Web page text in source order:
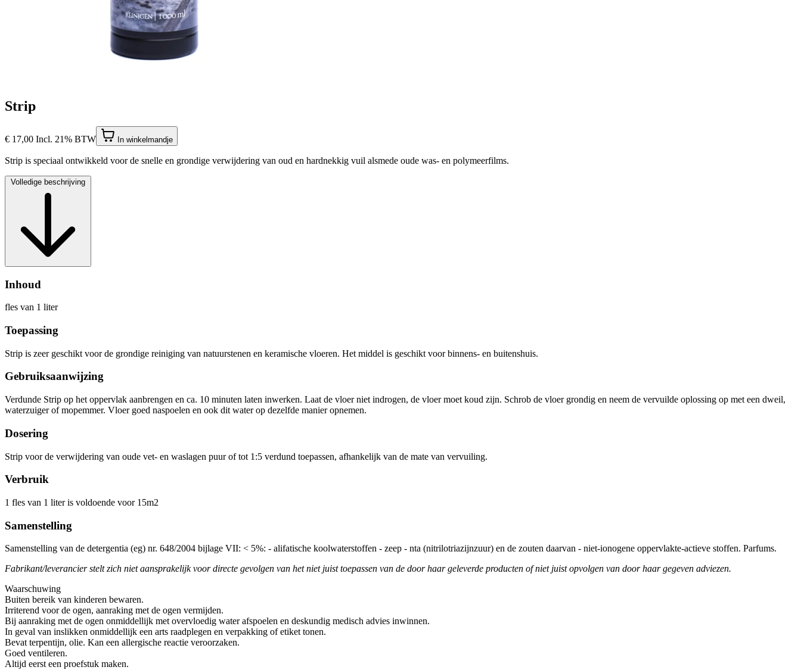
Strip
€ 17,00 Incl. 21% BTW In winkelmandje
Strip is speciaal ontwikkeld voor de snelle en grondige verwijdering van oud en hardnekkig vuil alsmede oude was- en polymeerfilms.
Volledige beschrijving
Inhoud
fles van 1 liter
Toepassing
Strip is zeer geschikt voor de grondige reiniging van natuurstenen en keramische vloeren. Het middel is geschikt voor binnens- en buitenshuis.
Gebruiksaanwijzing
Verdunde Strip op het oppervlak aanbrengen en ca. 10 minuten laten inwerken. Laat de vloer niet indrogen, de vloer moet koud zijn. Schrob de vloer grondig en neem de vervuilde oplossing op met een dweil,
waterzuiger of mopemmer. Vloer goed naspoelen en ook dit water op dezelfde manier opnemen.
Dosering
Strip voor de verwijdering van oude vet- en waslagen puur of tot 1:5 verdund toepassen, afhankelijk van de mate van vervuiling.
Verbruik
1 fles van 1 liter is voldoende voor 15m2
Samenstelling
Samenstelling van de detergentia (eg) nr. 648/2004 bijlage VII: < 5%: - alifatische koolwaterstoffen - zeep - nta (nitrilotriazijnzuur) en de zouten daarvan - niet-ionogene oppervlakte-actieve stoffen. Parfums.
Fabrikant/leverancier stelt zich niet aansprakelijk voor directe gevolgen van het niet juist toepassen van de door haar geleverde producten of niet juist opvolgen van door haar gegeven adviezen.
Waarschuwing
Buiten bereik van kinderen bewaren.
Irriterend voor de ogen, aanraking met de ogen vermijden.
Bij aanraking met de ogen onmiddellijk met overvloedig water afspoelen en deskundig medisch advies inwinnen.
In geval van inslikken onmiddellijk een arts raadplegen en verpakking of etiket tonen.
Bevat terpentijn, olie. Kan een allergische reactie veroorzaken.
Goed ventileren.
Altijd eerst een proefstuk maken.